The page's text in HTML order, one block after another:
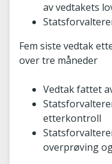
av vedtakets
Fem siste vedtak
over tre måneder
Vedtak fattet
etterkontroll
overprøving